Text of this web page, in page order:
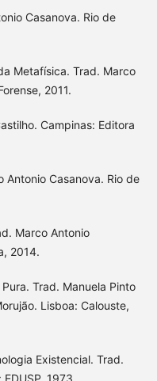
Casanova. Rio de
Metafísica. Trad. Marco
2011.
Campinas: Editora
Antonio Casanova. Rio de
Marco Antonio
2014.
Trad. Manuela Pinto
Lisboa: Calouste,
Existencial. Trad.